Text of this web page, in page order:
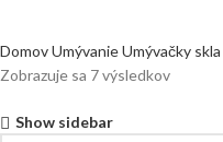
DomovUmývanieUmývačky skla
Zobrazuje sa 7 výsledkov
Show sidebar